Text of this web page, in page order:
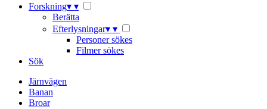
Forskning▾ ▾
Berätta
Efterlysningar▾ ▾
Personer sökes
Filmer sökes
Sök
Järnvägen
Banan
Broar